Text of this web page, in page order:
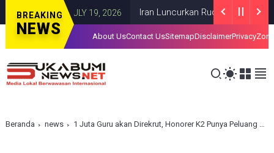
BREAKING
NEWS
GAZAJULY 19, 2026 Iran Luncurkan Rudal ke Pangkalan AS
About UsContact UsSitemapDisclaimerPrivacy
Beranda news 1 Juta Guru akan Direkrut, Honorer K2 Punya Peluang Besar